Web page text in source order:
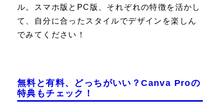
ル。スマホ版とPC版、それぞれの特徴を活かし
て、自分に合ったスタイルでデザインを楽しん
でみてください！
無料と有料、どっちがいい？Canva Proの
特典もチェック！